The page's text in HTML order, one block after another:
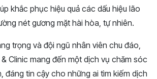
khắc phục hiệu quả các dấu hiệu lão
nét gương mặt hài hòa, tự nhiên.
trọng và đội ngũ nhân viên chu đáo,
Clinic mang đến một dịch vụ chăm sóc
đáng tin cậy cho những ai tìm kiếm dịch